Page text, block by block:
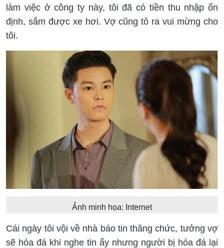
làm việc ở công ty này, tôi đã có tiền thu nhập ổn
định, sắm được xe hơi. Vợ cũng tỏ ra vui mừng cho
tôi.
Ảnh minh họa: Internet
Cái ngày tôi vội về nhà báo tin thăng chức, tưởng vợ
sẽ hóa đá khi nghe tin ấy nhưng người bị hóa đá lại